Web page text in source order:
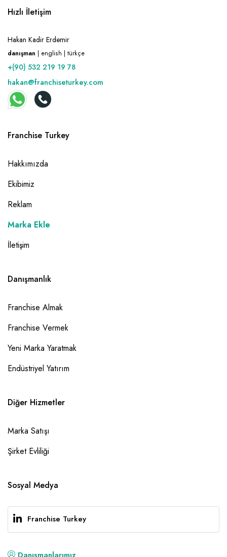
Hızlı İletişim
Hakan Kadir Erdemir
danışman | english | türkçe
+(90) 532 219 19 78
hakan@franchiseturkey.com
Franchise Turkey
Hakkımızda
Ekibimiz
Reklam
Marka Ekle
İletişim
Danışmanlık
Franchise Almak
Franchise Vermek
Yeni Marka Yaratmak
Endüstriyel Yatırım
Diğer Hizmetler
Marka Satışı
Şirket Evliliği
Sosyal Medya
Franchise Turkey